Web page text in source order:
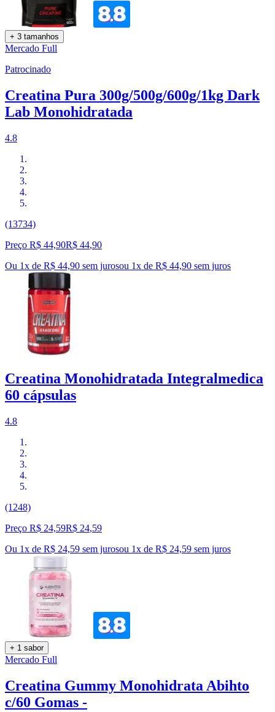
+ 3 tamanhos
Mercado Full
Patrocinado
Creatina Pura 300g/500g/600g/1kg Dark
Lab Monohidratada
4.8
(13734)
Preço R$ 44,90R$ 44,90
Ou 1x de R$ 44,90 sem jurosou 1x de R$ 44,90 sem juros
Creatina Monohidratada Integralmedica
60 cápsulas
4.8
(1248)
Preço R$ 24,59R$ 24,59
Ou 1x de R$ 24,59 sem jurosou 1x de R$ 24,59 sem juros
+ 1 sabor
Mercado Full
Creatina Gummy Monohidrata Abihto
c/60 Gomas -